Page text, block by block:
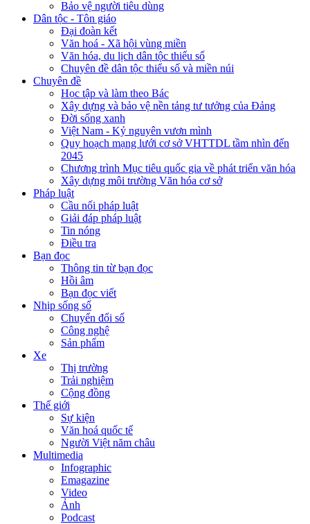
Bảo vệ người tiêu dùng
Dân tộc - Tôn giáo
Đại đoàn kết
Văn hoá - Xã hội vùng miền
Văn hóa, du lịch dân tộc thiểu số
Chuyên đề dân tộc thiểu số và miền núi
Chuyên đề
Học tập và làm theo Bác
Xây dựng và bảo vệ nền tảng tư tưởng của Đảng
Đời sống xanh
Việt Nam - Kỷ nguyên vươn mình
Quy hoạch mạng lưới cơ sở VHTTDL tầm nhìn đến
2045
Chương trình Mục tiêu quốc gia về phát triển văn hóa
Xây dựng môi trường Văn hóa cơ sở
Pháp luật
Cầu nối pháp luật
Giải đáp pháp luật
Tin nóng
Điều tra
Bạn đọc
Thông tin từ bạn đọc
Hồi âm
Bạn đọc viết
Nhịp sống số
Chuyển đổi số
Công nghệ
Sản phẩm
Xe
Thị trường
Trải nghiệm
Cộng đồng
Thế giới
Sự kiện
Văn hoá quốc tế
Người Việt năm châu
Multimedia
Infographic
Emagazine
Video
Ảnh
Podcast